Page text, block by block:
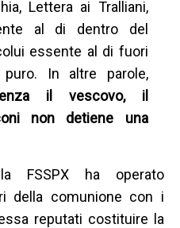
Lettera ai Tralliani,
al di dentro del
essente al di fuori
In altre parole,
il vescovo, il
non detiene una
FSSPX ha operato
della comunione con i
reputati costituire la